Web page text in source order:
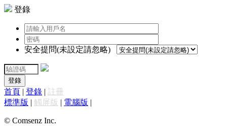
登錄
安全提問(未設定請忽略)
登錄
首頁 | 登錄 | 註冊
標準版 | 觸屏版 | 電腦版 |
© Comsenz Inc.